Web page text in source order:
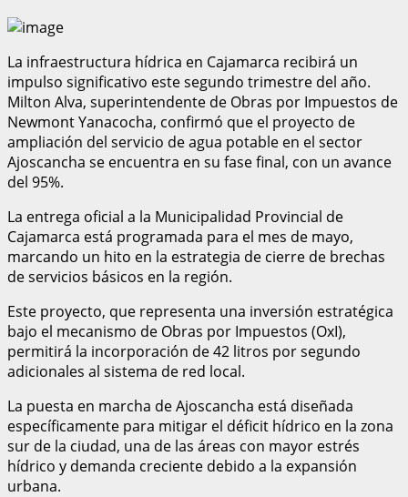
La infraestructura hídrica en Cajamarca recibirá un
impulso significativo este segundo trimestre del año.
Milton Alva, superintendente de Obras por Impuestos de
Newmont Yanacocha, confirmó que el proyecto de
ampliación del servicio de agua potable en el sector
Ajoscancha se encuentra en su fase final, con un avance
del 95%.
La entrega oficial a la Municipalidad Provincial de
Cajamarca está programada para el mes de mayo,
marcando un hito en la estrategia de cierre de brechas
de servicios básicos en la región.
Este proyecto, que representa una inversión estratégica
bajo el mecanismo de Obras por Impuestos (OxI),
permitirá la incorporación de 42 litros por segundo
adicionales al sistema de red local.
La puesta en marcha de Ajoscancha está diseñada
específicamente para mitigar el déficit hídrico en la zona
sur de la ciudad, una de las áreas con mayor estrés
hídrico y demanda creciente debido a la expansión
urbana.